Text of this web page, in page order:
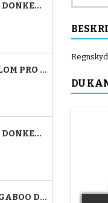
BUGABOO DONKEY BARNVAGN FRÄMRE INNERRÖR
JANÉ SLALOM PRO OCH POWERTWIN BARNVAGNSDÄCK
BUGABOO DONKEY 39X177 KOMPATIBELT BARNVAGNSDÄCK - FÖR FRAMHJUL
47-203 BUGABOO DONKEY BARNVAGN KOMPATIBELT DÄCK - FÖR BAKHJUL
DU